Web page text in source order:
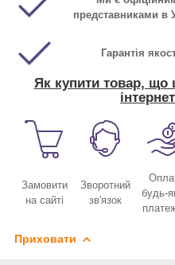
представниками в
Гарантія
Як купити товар, що
Замовити
на сайті
Зворотний
зв'язок
будь-
Приховати